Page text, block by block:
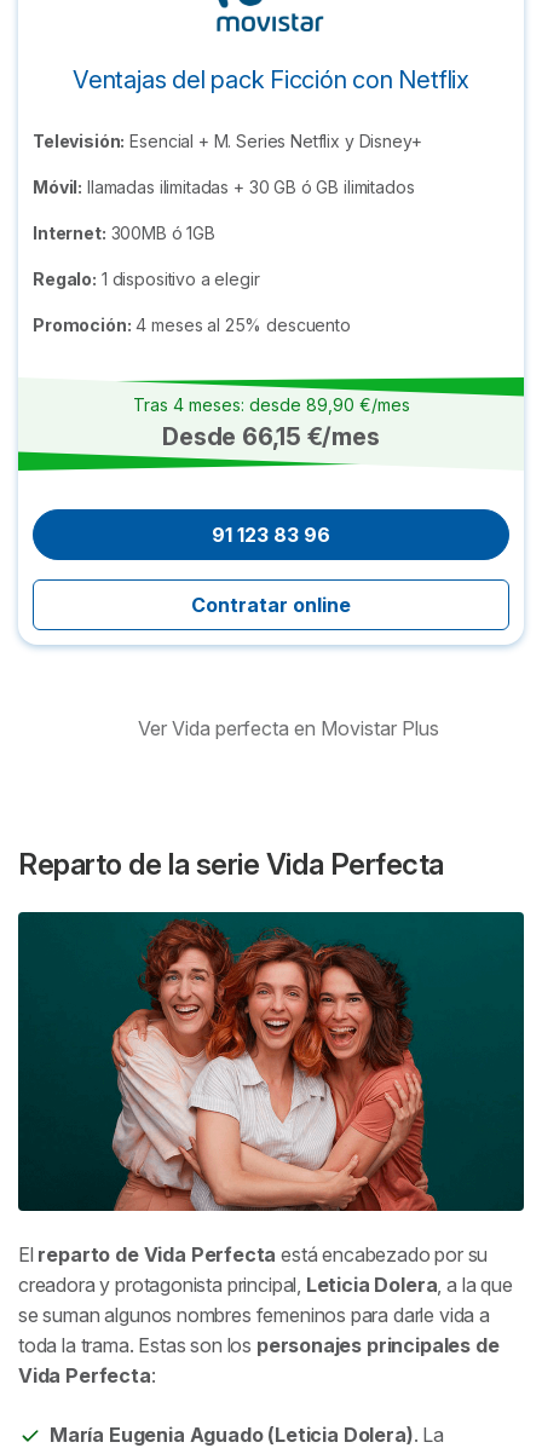
Ventajas del pack Ficción con Netflix
Televisión: Esencial + M. Series Netflix y Disney+
Móvil: llamadas ilimitadas + 30 GB ó GB ilimitados
Internet: 300MB ó 1GB
Regalo: 1 dispositivo a elegir
Promoción: 4 meses al 25% descuento
Tras 4 meses: desde 89,90 €/mes
Desde 66,15 €/mes
91 123 83 96
Contratar online
Ver Vida perfecta en Movistar Plus
Reparto de la serie Vida Perfecta
El reparto deVida Perfecta está encabezado por su
creadora y protagonista principal, Leticia Dolera , a la que
se suman algunos nombres femeninos para darle vida a
toda la trama. Estas son los personajes principales de
Vida Perfecta:
María Eugenia Aguado (Leticia Dolera). La